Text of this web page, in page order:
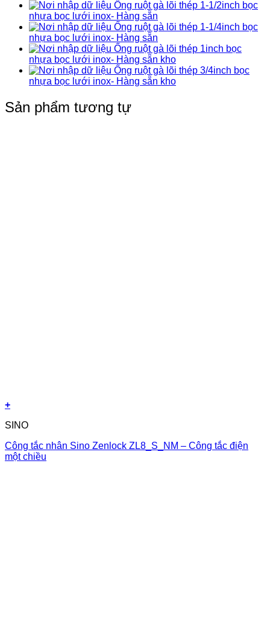
Ống ruột gà lõi thép 1-1/2inch bọc
nhựa bọc lưới inox- Hàng sẵn
Ống ruột gà lõi thép 1-1/4inch bọc
nhựa bọc lưới inox- Hàng sẵn
Ống ruột gà lõi thép 1inch bọc
nhựa bọc lưới inox- Hàng sẵn kho
Ống ruột gà lõi thép 3/4inch bọc
nhựa bọc lưới inox- Hàng sẵn kho
Sản phẩm tương tự
+
SINO
Công tắc nhân Sino Zenlock ZL8_S_NM – Công tắc điện
một chiều